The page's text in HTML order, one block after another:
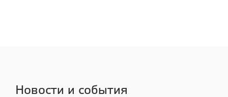
Новости и события